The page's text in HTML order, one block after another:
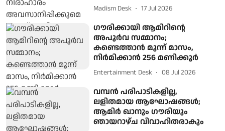
Madism Desk 17 Jul 2026
ഗൗരിക്കായി ആമിറിന്റെ
അപൂര്‍വ സമ്മാനം;
കണ്ടെത്താന്‍ മൂന്ന് മാസം,
നിര്‍മിക്കാന്‍ 256 മണിക്കൂര്‍
Entertainment Desk 08 Jul 2026
വമ്പന്‍ പരിപാടികളില്ല,
ലളിതമായ ആഘോഷങ്ങള്‍;
ആമിര്‍ ഖാനും ഗൗരിയും
ഞായറാഴ്ച വിവാഹിതരാകും